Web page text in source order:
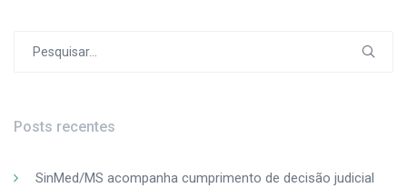
Posts recentes
SinMed/MS acompanha cumprimento de decisão judicial